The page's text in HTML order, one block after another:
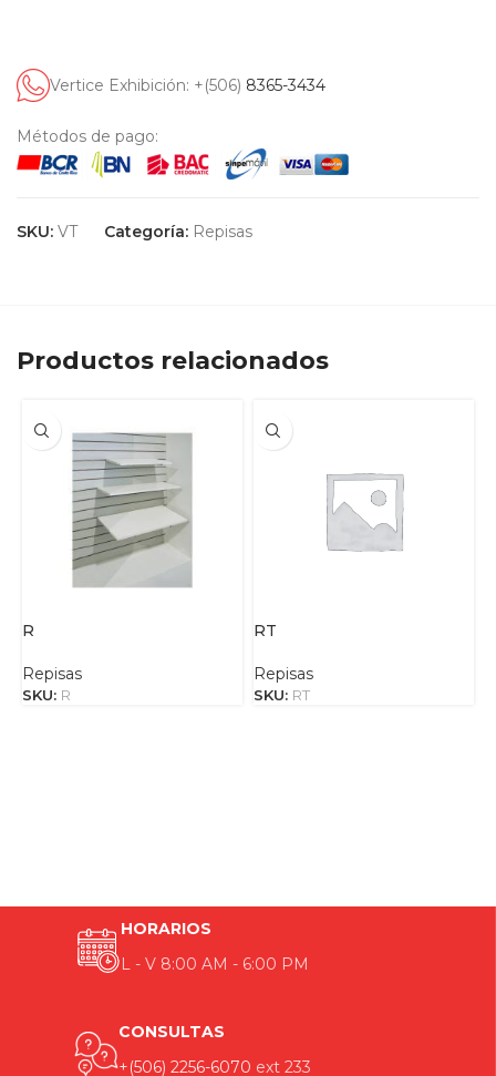
Vertice Exhibición: +(506) 8365-3434
Métodos de pago:
SKU: VT Categoría: Repisas
Productos relacionados
R
Repisas
SKU: R
RT
Repisas
SKU: RT
HORARIOS
L - V 8:00 AM - 6:00 PM
CONSULTAS
+(506) 2256-6070 ext 233